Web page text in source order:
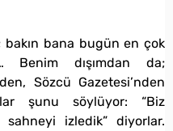
bakın bana bugün en çok
Benim dışımdan da;
Sözcü Gazetesi’nden
şunu söylüyor: “Biz
sahneyi izledik” diyorlar.